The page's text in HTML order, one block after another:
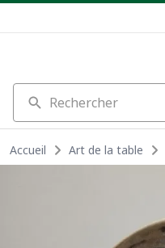
Rechercher
Accueil Art de la table